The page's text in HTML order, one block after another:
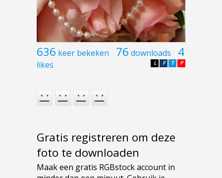
636 keer bekeken 76 downloads 4
likes P
T
F
L
Gratis registreren om deze
foto te downloaden